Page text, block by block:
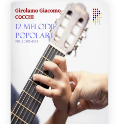
Clarinetto basso
Composizioni originali
Natale
QR base
QR esecuzione
Trascrizioni e Arrangiamenti